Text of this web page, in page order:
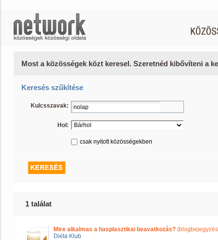
Most a közösségek közt keresel. Szeretnéd kibővíteni a
Keresés szűkítése
Kulcsszavak:
Hol:
csak nyitott közösségekben
1 találat
Mire alkalmas a hasplasztikai beavatkozás?
Diéta Klub